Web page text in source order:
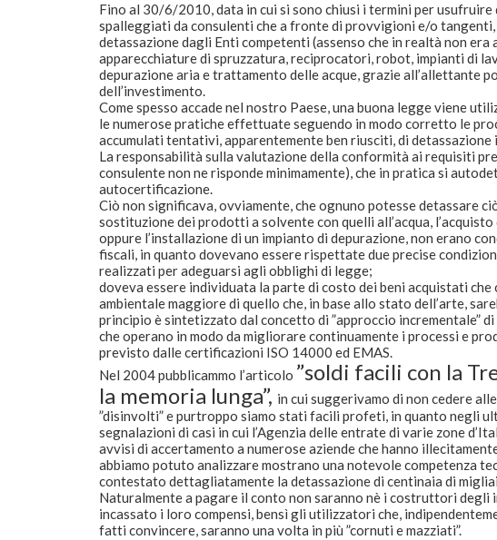
Fino al 30/6/2010, data in cui si sono chiusi i termini per
spalleggiati da consulenti che a fronte di provvigioni e/o
detassazione dagli Enti competenti (assenso che in realtà non
apparecchiature di spruzzatura, reciprocatori, robot, impianti di
depurazione aria e trattamento delle acque, grazie all’allettante
dell’investimento.
Come spesso accade nel nostro Paese, una buona legge viene
le numerose pratiche effettuate seguendo in modo corretto le
accumulati tentativi, apparentemente ben riusciti, di detassazione
La responsabilità sulla valutazione della conformità ai requisiti
consulente non ne risponde minimamente), che in pratica si
autocertificazione.
Ciò non significava, ovviamente, che ognuno potesse detassare
sostituzione dei prodotti a solvente con quelli all’acqua,
oppure l’installazione di un impianto di depurazione, non erano
fiscali, in quanto dovevano essere rispettate due precise
realizzati per adeguarsi agli obblighi di legge;
doveva essere individuata la parte di costo dei beni acquistati
ambientale maggiore di quello che, in base allo stato dell’arte,
principio è sintetizzato dal concetto di ”approccio incrementale”
che operano in modo da migliorare continuamente i processi e
previsto dalle certificazioni ISO 14000 ed EMAS.
Nel 2004 pubblicammo l’articolo ”soldi facili con la
la memoria lunga”, in cui suggerivamo di non cedere
”disinvolti” e purtroppo siamo stati facili profeti, in quanto negli
segnalazioni di casi in cui l’Agenzia delle entrate di varie zone
avvisi di accertamento a numerose aziende che hanno
abbiamo potuto analizzare mostrano una notevole competenza
contestato dettagliatamente la detassazione di centinaia di
Naturalmente a pagare il conto non saranno nè i costruttori degli
incassato i loro compensi, bensì gli utilizzatori che,
fatti convincere, saranno una volta in più ”cornuti e mazziati”.